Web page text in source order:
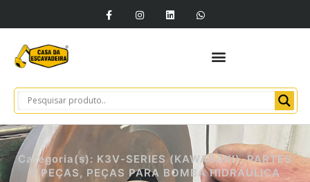
Categoria(s): K3V-SERIES (KAWASAKI),PARTES
E PEÇAS, PEÇAS PARA BOMBA HIDRÁULICA